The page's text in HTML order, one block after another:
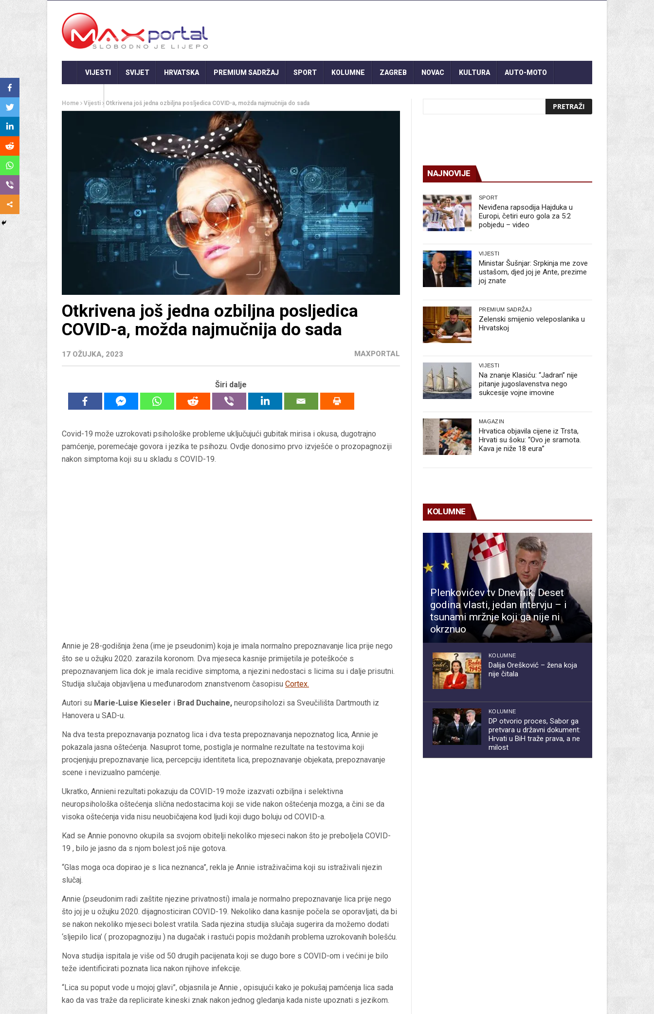
VIJESTI SVIJET HRVATSKA PREMIUM SADRŽAJ SPORT KOLUMNE ZAGREB NOVAC KULTURA AUTO-MOTO
Home Vijesti Otkrivena još jedna ozbiljna posljedica COVID-a, možda najmučnija do sada
Otkrivena još jedna ozbiljna posljedica
COVID-a, možda najmučnija do sada
17 OŽUJKA, 2023 MAXPORTAL
Širi dalje
Covid-19 može uzrokovati psihološke probleme uključujući gubitak mirisa i okusa, dugotrajno
pamćenje, poremećaje govora i jezika te psihozu. Ovdje donosimo prvo izvješće o prozopagnoziji
nakon simptoma koji su u skladu s COVID-19.
Annie je 28-godišnja žena (ime je pseudonim) koja je imala normalno prepoznavanje lica prije nego
što se u ožujku 2020. zarazila koronom. Dva mjeseca kasnije primijetila je poteškoće s
prepoznavanjem lica dok je imala recidive simptoma, a njezini nedostaci s licima su i dalje prisutni.
Studija slučaja objavljena u međunarodom znanstvenom časopisu Cortex.
Autori su Marie-Luise Kieseler i Brad Duchaine, neuropsiholozi sa Sveučilišta Dartmouth iz
Hanovera u SAD-u.
Na dva testa prepoznavanja poznatog lica i dva testa prepoznavanja nepoznatog lica, Annie je
pokazala jasna oštećenja. Nasuprot tome, postigla je normalne rezultate na testovima koji
procjenjuju prepoznavanje lica, percepciju identiteta lica, prepoznavanje objekata, prepoznavanje
scene i nevizualno pamćenje.
Ukratko, Annieni rezultati pokazuju da COVID-19 može izazvati ozbiljna i selektivna
neuropsihološka oštećenja slična nedostacima koji se vide nakon oštećenja mozga, a čini se da
visoka oštećenja vida nisu neuobičajena kod ljudi koji dugo boluju od COVID-a.
Kad se Annie ponovno okupila sa svojom obitelji nekoliko mjeseci nakon što je preboljela COVID-
19 , bilo je jasno da s njom bolest još nije gotova.
“Glas moga oca dopirao je s lica neznanca”, rekla je Annie istraživačima koji su istraživali njezin
slučaj.
Annie (pseudonim radi zaštite njezine privatnosti) imala je normalno prepoznavanje lica prije nego
što joj je u ožujku 2020. dijagnosticiran COVID-19. Nekoliko dana kasnije počela se oporavljati, da bi
se nakon nekoliko mjeseci bolest vratila. Sada njezina studija slučaja sugerira da možemo dodati
‘sljepilo lica’ ( prozopagnoziju ) na dugačak i rastući popis moždanih problema uzrokovanih bolešću.
Nova studija ispitala je više od 50 drugih pacijenata koji se dugo bore s COVID-om i većini je bilo
teže identificirati poznata lica nakon njihove infekcije.
“Lica su poput vode u mojoj glavi”, objasnila je Annie , opisujući kako je pokušaj pamćenja lica sada
kao da vas traže da replicirate kineski znak nakon jednog gledanja kada niste upoznati s jezikom.
NAJNOVIJE
SPORT
Neviđena rapsodija Hajduka u
Europi, četiri euro gola za 5:2
pobjedu – video
VIJESTI
Ministar Šušnjar: Srpkinja me zove
ustašom, djed joj je Ante, prezime
joj znate
PREMIUM SADRŽAJ
Zelenski smijenio veleposlanika u
Hrvatskoj
VIJESTI
Na znanje Klasiću: “Jadran” nije
pitanje jugoslavenstva nego
sukcesije vojne imovine
MAGAZIN
Hrvatica objavila cijene iz Trsta,
Hrvati su šoku: “Ovo je sramota.
Kava je niže 18 eura”
KOLUMNE
Plenkovićev tv Dnevnik: Deset
godina vlasti, jedan intervju – i
tsunami mržnje koji ga nije ni
okrznuo
KOLUMNE
Dalija Orešković – žena koja
nije čitala
KOLUMNE
DP otvorio proces, Sabor ga
pretvara u državni dokument:
Hrvati u BiH traže prava, a ne
milost